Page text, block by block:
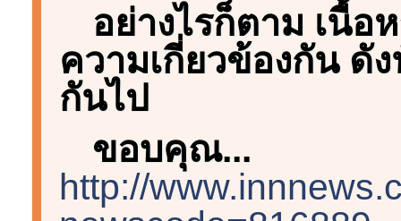
อย่างไรก็ตาม เนื้อ
ความเกี่ยวข้องกัน ดั
กันไป
ขอบคุณ...
http://